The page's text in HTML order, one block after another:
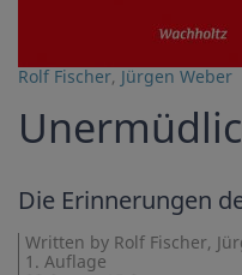
Rolf Fischer, Jürgen Weber
Die Erinnerungen
Written by Rolf Fischer,
1. Auflage